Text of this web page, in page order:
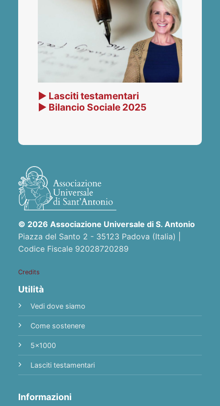
▶ Lasciti testamentari
▶ Bilancio Sociale 2025
© 2026 Associazione Universale di S. Antonio
Piazza del Santo 2 - 35123 Padova (Italia) |
Codice Fiscale 92028720289
Credits
Utilità
Vedi dove siamo
Come sostenere
5x1000
Lasciti testamentari
Informazioni